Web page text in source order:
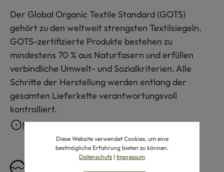
Der Global Organic Textile Standard (GOTS)
gehört zu den weltweit strengsten Textilsiegeln.
GOTS-zertifizierte Produkte bestehen zu
mindestens 70 % aus Naturfasern und erfüllen
verbindliche Umwelt- und Sozialkriterien. Alle
Schritte der Herstellung werden entlang der
gesamten Lieferkette verantwortungsvoll
kontrolliert.
Mehr erfahren
Pflegeempfehlung
Diese Website verwendet Cookies, um eine
bestmögliche Erfahrung bieten zu können.
Datenschutz | Impressum